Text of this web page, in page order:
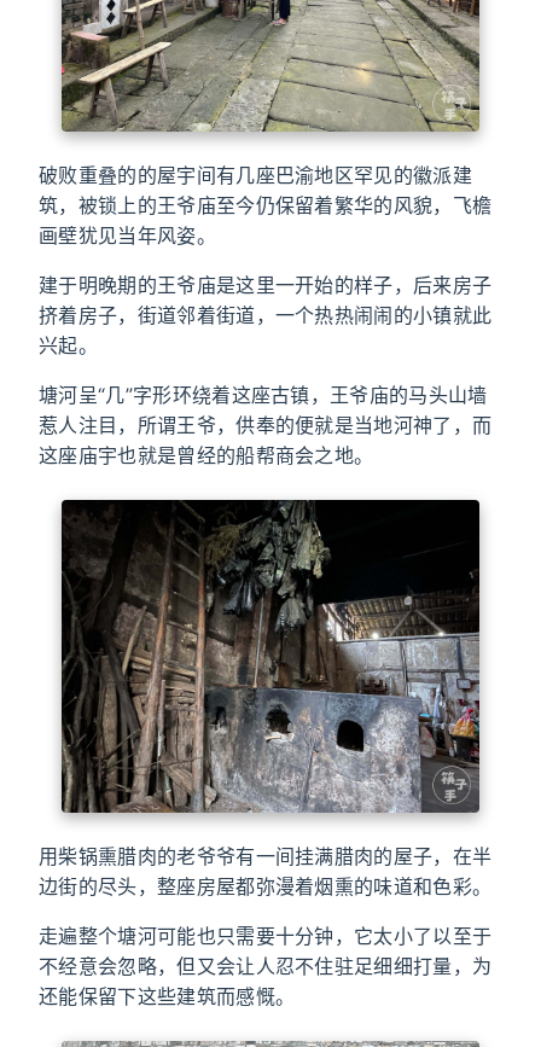
破败重叠的的屋宇间有几座巴渝地区罕见的徽派建
筑，被锁上的王爷庙至今仍保留着繁华的风貌，飞檐
画壁犹见当年风姿。
建于明晚期的王爷庙是这里一开始的样子，后来房子
挤着房子，街道邻着街道，一个热热闹闹的小镇就此
兴起。
塘河呈“几”字形环绕着这座古镇，王爷庙的马头山墙
惹人注目，所谓王爷，供奉的便就是当地河神了，而
这座庙宇也就是曾经的船帮商会之地。
用柴锅熏腊肉的老爷爷有一间挂满腊肉的屋子，在半
边街的尽头，整座房屋都弥漫着烟熏的味道和色彩。
走遍整个塘河可能也只需要十分钟，它太小了以至于
不经意会忽略，但又会让人忍不住驻足细细打量，为
还能保留下这些建筑而感慨。